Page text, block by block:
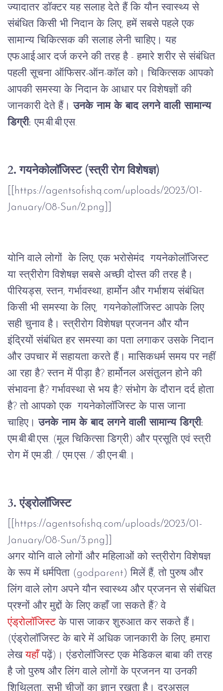
ज्यादातर डॉक्टर यह सलाह देते हैं कि यौन स्वास्थ्य से
संबंधित किसी भी निदान के लिए,हमें सबसे पहले एक
सामान्य चिकित्सक की सलाह लेनी चाहिए। यह
एफ.आई.आर दर्ज करने की तरह है-हमारे शरीर से संबंधित
पहली सूचना ऑफिसर-ऑन-कॉल को। चिकित्सक आपको
आपकी समस्या के निदान के आधार पर विशेषज्ञों की
जानकारी देते हैं। उनके नाम के बाद लगने वाली सामान्य
डिग्री:एम.बी.बी.एस.
2. गयनेकोलॉजिस्ट (स्त्री रोग विशेषज्ञ)
[[https://agentsofishq.com/uploads/2023/01-
January/08-Sun/2.png]]
योनि वाले लोगोंके लिए,एक भरोसेमंद गयनेकोलॉजिस्ट
या स्त्रीरोग विशेषज्ञ सबसे अच्छी दोस्त की तरह है।
पीरियड्स,स्तन,गर्भावस्था,हार्मोन और गर्भाशय संबंधित
किसी भी समस्या के लिए,गयनेकोलॉजिस्ट आपके लिए
सही चुनाव है। स्त्रीरोग विशेषज्ञ प्रजनन और यौन
इंद्रियों संबंधित हर समस्या का पता लगाकर उसके निदान
और उपचार में सहायता करते हैं। मासिकधर्म समय पर नहीं
आ रहा है?स्तन में पीड़ा है?हार्मोनल असंतुलन होने की
संभावना है?गर्भावस्था से भय है?संभोग के दौरान दर्द होता
है?तो आपको एक गयनेकोलॉजिस्ट के पास जाना
चाहिए। उनके नाम के बाद लगने वाली सामान्य डिग्री:
एम.बी.बी.एस. (मूल चिकित्सा डिग्री) और प्रसूति एवं स्त्री
रोग में एम.डी. /एम.एस. /डी.एन.बी.।
3. एंड्रोलॉजिस्ट
[[https://agentsofishq.com/uploads/2023/01-
January/08-Sun/3.png]]
अगर योनि वाले लोगों और महिलाओं को स्त्रीरोग विशेषज्ञ
के रूप में धर्मपिता (godparent)मिलें हैं,तो पुरुष और
लिंग वाले लोग अपने यौन स्वास्थ्य और प्रजनन से संबंधित
प्रश्नों और मुद्दों के लिए कहाँ जा सकते हैं?वे
एंड्रोलॉजिस्ट के पास जाकर शुरुआत कर सकते हैं।
(एंड्रोलॉजिस्ट के बारे में अधिक जानकारी के लिए,हमारा
लेख यहाँ पढ़ें) । एंडरोलॉजिस्ट एक मेडिकल बाबा की तरह
है जो पुरुषऔर लिंग वाले लोगों केप्रजनन या उनकी
शिथिलता,सभी चीजों का ज्ञान रखता है। दरअसल